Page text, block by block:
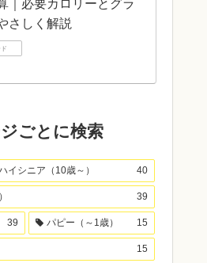
｜必要カロリーとグラ
さしく解説
ごとに検索
イシニア（10歳～） 40
39
39 パピー（～1歳） 15
15